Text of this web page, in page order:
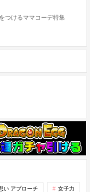
つけるママコーデ特集
い アプローチ 女子力